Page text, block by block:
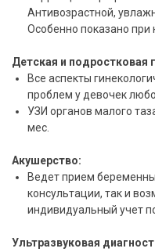
Антивозрастной,
Особенно показано при
Детская и подростковая
Все аспекты
проблем у девочек
УЗИ органов малого
мес.
Акушерство:
Ведет прием
консультации, так и
индивидуальный учет
Ультразвуковая